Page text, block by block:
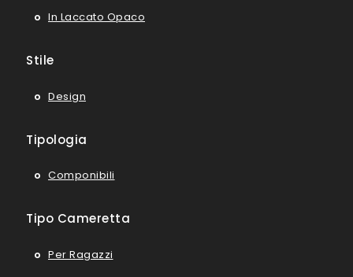
In Laccato Opaco
Stile
Design
Tipologia
Componibili
Tipo Cameretta
Per Ragazzi